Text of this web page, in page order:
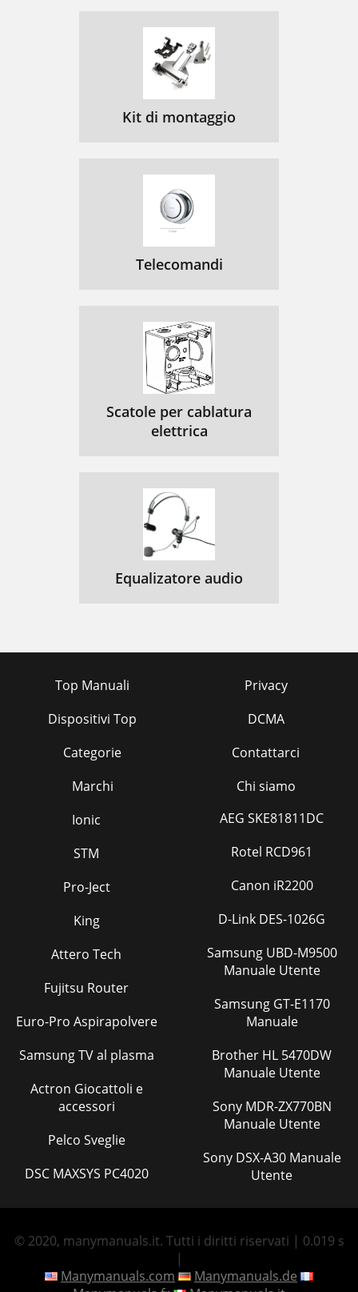
Kit di montaggio
Telecomandi
Scatole per cablatura
elettrica
Equalizatore audio
Top Manuali
Dispositivi Top
Categorie
Marchi
Privacy
DCMA
Contattarci
Chi siamo
Ionic
STM
Pro-Ject
King
Attero Tech
Fujitsu Router
Euro-Pro Aspirapolvere
Samsung TV al plasma
Actron Giocattoli e
accessori
Pelco Sveglie
DSC MAXSYS PC4020
AEG SKE81811DC
Rotel RCD961
Canon iR2200
D-Link DES-1026G
Samsung UBD-M9500
Manuale Utente
Samsung GT-E1170
Manuale
Brother HL 5470DW
Manuale Utente
Sony MDR-ZX770BN
Manuale Utente
Sony DSX-A30 Manuale
Utente
© 2020, manymanuals.it. Tutti i diritti riservati | 0.019 s
|
Manymanuals.com
Manymanuals.de